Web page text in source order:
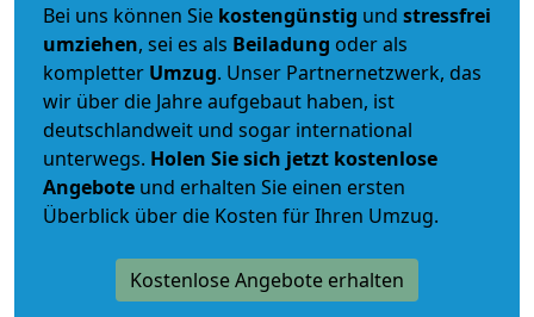
Bei uns können Sie kostengünstig und stressfrei
umziehen, sei es als Beiladung oder als
kompletter Umzug. Unser Partnernetzwerk, das
wir über die Jahre aufgebaut haben, ist
deutschlandweit und sogar international
unterwegs. Holen Sie sich jetzt kostenlose
Angebote und erhalten Sie einen ersten
Überblick über die Kosten für Ihren Umzug.
Kostenlose Angebote erhalten